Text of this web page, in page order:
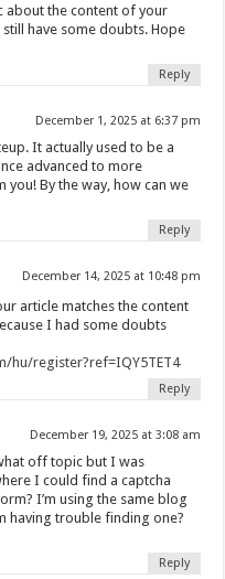
about the content of your
have some doubts. Hope
Reply
December 1, 2025 at 6:37 pm
It actually used to be a
advanced to more
By the way, how can we
Reply
December 14, 2025 at 10:48 pm
article matches the content
I had some doubts
hu/register?ref=IQY5TET4
Reply
December 19, 2025 at 3:08 am
off topic but I was
I could find a captcha
I’m using the same blog
having trouble finding one?
Reply